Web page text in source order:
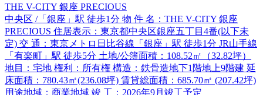
THE V-CITY 銀座 PRECIOUS
中央区 /「銀座」駅 徒歩1分 物 件 名：THE V-CITY 銀座
PRECIOUS 住居表示：東京都中央区銀座五丁目4番(以下未
定) 交 通：東京メトロ日比谷線「銀座」駅 徒歩1分 JR山手線
「有楽町」駅 徒歩5分 土地/公簿面積：108.52㎡（32.82坪）
地目：宅地 権利：所有権 構造：鉄骨造地下1階地上9階建 延
床面積：780.43㎡(236.08坪) 賃貸総面積：685.70㎡ (207.42坪)
用途地域：商業地域 竣 工：2026年9月竣工予定